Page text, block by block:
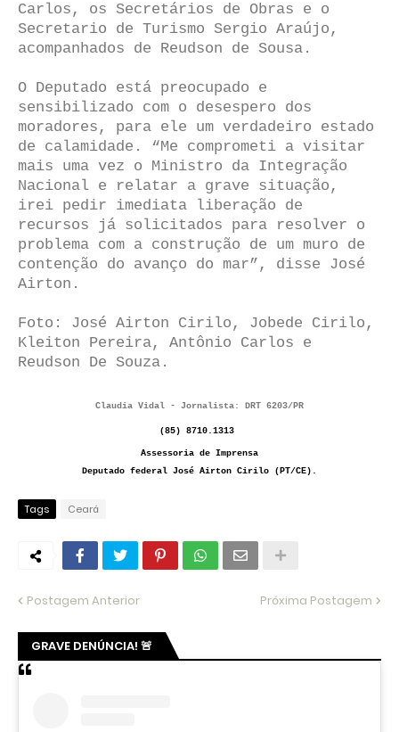
Carlos, os Secretários de Obras e o
Secretario de Turismo Sergio Araújo,
acompanhados de Reudson de Sousa.
O Deputado está preocupado e
sensibilizado com o desespero dos
moradores, para ele um verdadeiro estado
de calamidade. “Me comprometi a visitar
mais uma vez o Ministro da Integração
Nacional e relatar a grave situação,
irei pedir imediata liberação de
recursos já solicitados para resolver o
problema com a construção de um muro de
contenção do avanço do mar”, disse José
Airton.
Foto: José Airton Cirilo, Jobede Cirilo,
Kleiton Pereira, Antônio Carlos e
Reudson De Souza.
Claudia Vidal - Jornalista: DRT 6203/PR
(85) 8710.1313
Assessoria de Imprensa
Deputado federal José Airton Cirilo (PT/CE).
Tags Ceará
Postagem Anterior Próxima Postagem
GRAVE DENÚNCIA! 🚨